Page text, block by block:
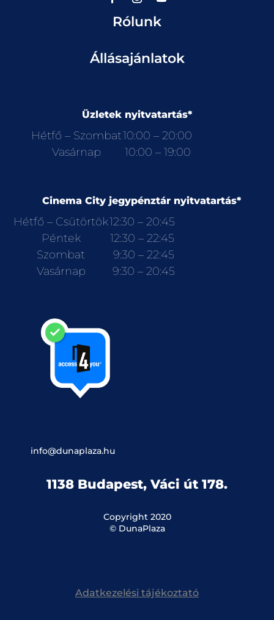
Rólunk
Állásajánlatok
Üzletek nyitvatartás*
Hétfő – Szombat10:00 – 20:00
Vasárnap
10:00 – 19:00
Cinema City jegypénztár nyitvatartás*
Hétfő – Csütörtök12:30 – 20:45
Péntek
12:30 – 22:45
Szombat
9:30 – 22:45
Vasárnap
9:30 – 20:45
info@dunaplaza.hu
1138 Budapest, Váci út 178.
Copyright 2020
© DunaPlaza
Adatkezelési tájékoztató